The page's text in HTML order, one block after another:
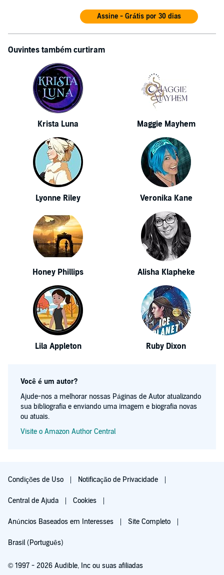
Assine - Grátis por 30 dias
Ouvintes também curtiram
Krista Luna Maggie Mayhem
Lyonne Riley Veronika Kane
Honey Phillips Alisha Klapheke
Lila Appleton Ruby Dixon
Você é um autor?
Ajude-nos a melhorar nossas Páginas de Autor atualizando
sua bibliografia e enviando uma imagem e biografia novas
ou atuais.
Visite o Amazon Author Central
Condições de Uso Notificação de Privacidade
Central de Ajuda Cookies
Anúncios Baseados em Interesses Site Completo
Brasil (Português)
© 1997 - 2026 Audible, Inc ou suas afiliadas